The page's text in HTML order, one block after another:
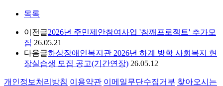
목록
이전글2026년 주민제안참여사업 '참깨프로젝트' 추가모
집 26.05.21
다음글하상장애인복지관 2026년 하계 방학 사회복지 현
장실습생 모집 공고(기간연장) 26.05.12
개인정보처리방침 이용약관 이메일무단수집거부 찾아오시는